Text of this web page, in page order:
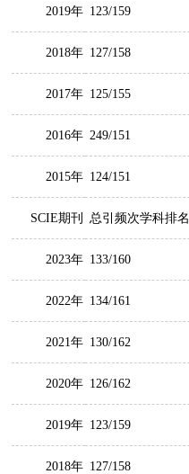
2019年 123/159
2018年 127/158
2017年 125/155
2016年 249/151
2015年 124/151
SCIE期刊 总引频次学科排名
2023年 133/160
2022年 134/161
2021年 130/162
2020年 126/162
2019年 123/159
2018年 127/158